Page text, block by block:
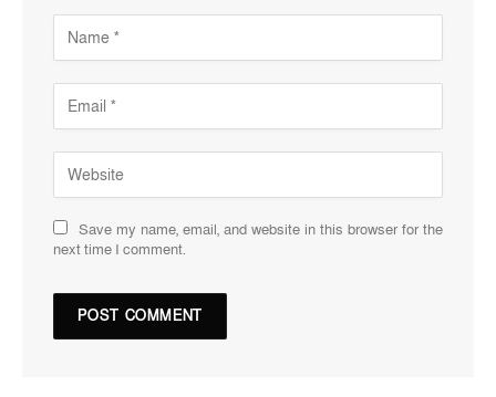
Save my name, email, and website in this browser for the
next time I comment.